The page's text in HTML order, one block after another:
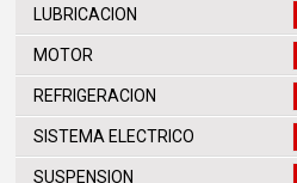
LUBRICACION
MOTOR
REFRIGERACION
SISTEMA ELECTRICO
SUSPENSION